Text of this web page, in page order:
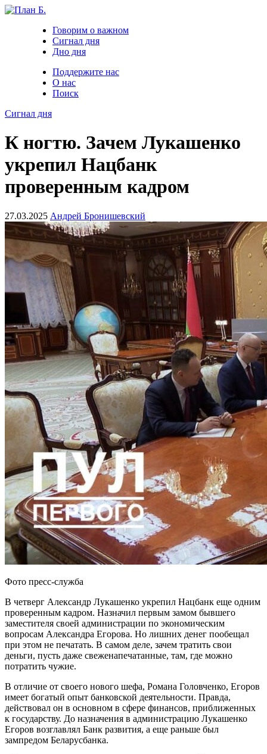
Говорим о важном
Сигнал дня
Дно дня
Поддержите нас
О нас
Поиск
Сигнал дня
К ногтю. Зачем Лукашенко
укрепил Нацбанк
проверенным кадром
27.03.2025 Андрей Бронишевский
Фото пресс-служба
В четверг Александр Лукашенко укрепил Нацбанк еще одним
проверенным кадром. Назначил первым замом бывшего
заместителя своей администрации по экономическим
вопросам Александра Егорова. Но лишних денег пообещал
при этом не печатать. В самом деле, зачем тратить свои
деньги, пусть даже свеженапечатанные, там, где можно
потратить чужие.
В отличие от своего нового шефа, Романа Головченко, Егоров
имеет богатый опыт банковской деятельности. Правда,
действовал он в основном в сфере финансов, приближенных
к государству. До назначения в администрацию Лукашенко
Егоров возглавлял Банк развития, а еще раньше был
зампредом Беларусбанка.